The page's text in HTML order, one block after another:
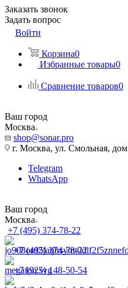
Заказать звонок
Задать вопрос
Войти
Корзина0
Избранные товары0
Сравнение товаров0
Ваш город
Москва
shop@sonar.pro
г. Москва, ул. Смольная,
Telegram
WhatsApp
Ваш город
Москва
+7 (495) 374-78-22
+7 (495) 374-78-22
+7 (925) 148-50-54